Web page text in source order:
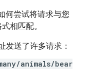
何尝试将请求与您
相匹配。
发送了许多请求：
animals/bear